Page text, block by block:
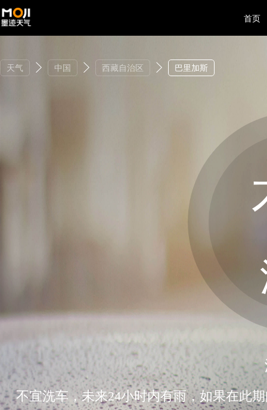
首页
天气 中国 西藏自治区 巴里加斯
不宜洗车，未来24小时内有雨，如果在此